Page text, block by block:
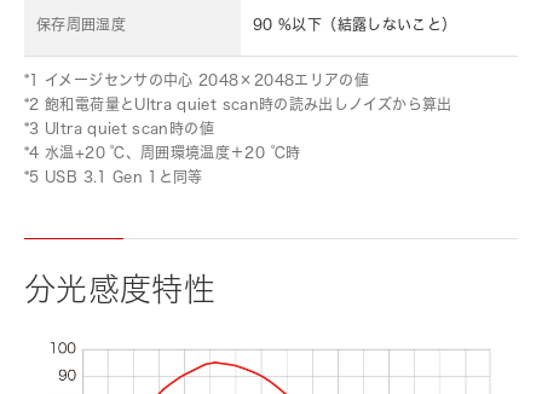
保存周囲湿度 90 %以下（結露しないこと）
*1 イメージセンサの中心 2048×2048エリアの値
*2 飽和電荷量とUltra quiet scan時の読み出しノイズから算出
*3 Ultra quiet scan時の値
*4 水温+20 ℃、周囲環境温度＋20 ℃時
*5 USB 3.1 Gen 1と同等
分光感度特性